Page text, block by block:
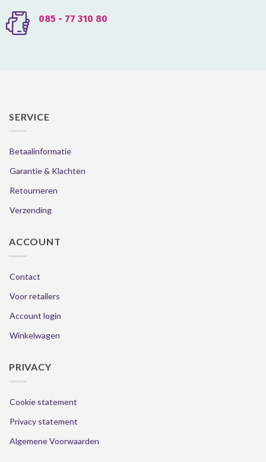
085 - 77 310 80
SERVICE
Betaalinformatie
Garantie & Klachten
Retourneren
Verzending
ACCOUNT
Contact
Voor retailers
Account login
Winkelwagen
PRIVACY
Cookie statement
Privacy statement
Algemene Voorwaarden